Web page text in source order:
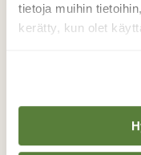
tietoja muihin
kerätty, kun olet
Nyt luontoon: